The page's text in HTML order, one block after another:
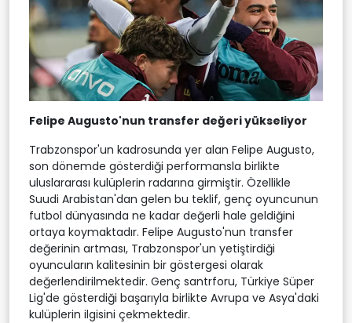
Felipe Augusto'nun transfer değeri yükseliyor
Trabzonspor'un kadrosunda yer alan Felipe Augusto,
son dönemde gösterdiği performansla birlikte
uluslararası kulüplerin radarına girmiştir. Özellikle
Suudi Arabistan'dan gelen bu teklif, genç oyuncunun
futbol dünyasında ne kadar değerli hale geldiğini
ortaya koymaktadır. Felipe Augusto'nun transfer
değerinin artması, Trabzonspor'un yetiştirdiği
oyuncuların kalitesinin bir göstergesi olarak
değerlendirilmektedir. Genç santrforu, Türkiye Süper
Lig'de gösterdiği başarıyla birlikte Avrupa ve Asya'daki
kulüplerin ilgisini çekmektedir.